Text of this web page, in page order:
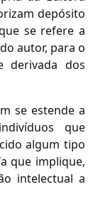
depósito
se refere a
autor, para o
derivada dos
se estende a
que
algum tipo
que implique,
intelectual a